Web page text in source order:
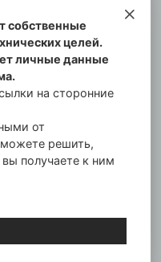
портал
2026
СМИ: ПИ №57-
в сфере связи,
и массовых
области.
собственные
целей.
личные данные
на сторонние
от
решить,
получаете к ним